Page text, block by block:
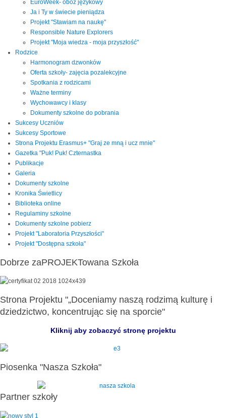
EuroWeek- obóz językowy
Ja i Ty w świecie pieniądza
Projekt "Stawiam na naukę"
Responsible Nature Explorers
Projekt "Moja wiedza - moja przyszłość"
Rodzice
Harmonogram dzwonków
Oferta szkoły- zajęcia pozalekcyjne
Spotkania z rodzicami
Ważne terminy
Wychowawcy i klasy
Dokumenty szkolne do pobrania
Sukcesy Uczniów
Sukcesy Sportowe
Strona Projektu Erasmus+ "Graj ze mną i ucz mnie"
Gazetka "Puk! Puk! Czternastka
Publikacje
Galeria
Dokumenty szkolne
Kronika Świetlicy
Biblioteka online
Regulaminy szkolne
Dokumenty szkolne pobierz
Projekt "Laboratoria Przyszłości"
Projekt "Dostępna szkoła"
Dobrze zaPROJEKTowana Szkoła
Strona Projektu "„Doceniamy naszą rodzimą kulturę i
dziedzictwo, koncentrując się na sporcie"
Kliknij aby zobaczyć stronę projektu
Piosenka "Nasza Szkoła"
Partner szkoły